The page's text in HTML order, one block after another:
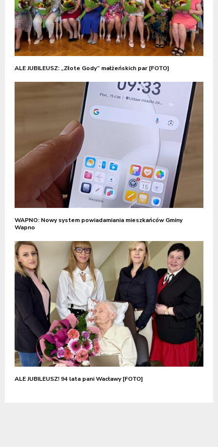
ALE JUBILEUSZ: „Złote Gody” małżeńskich par [FOTO]
WAPNO: Nowy system powiadamiania mieszkańców Gminy
Wapno
ALE JUBILEUSZ! 94 lata pani Wacławy [FOTO]